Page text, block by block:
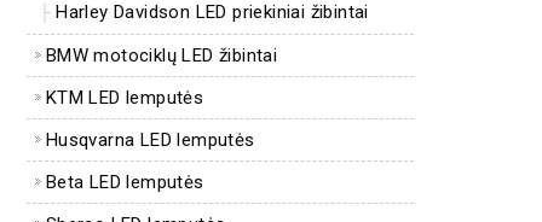
Harley Davidson LED priekiniai žibintai
BMW motociklų LED žibintai
KTM LED lemputės
Husqvarna LED lemputės
Beta LED lemputės